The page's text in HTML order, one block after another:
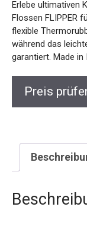
Flossen FLIPPER
flexible
während das
Vortrieb garantiert.
Preis